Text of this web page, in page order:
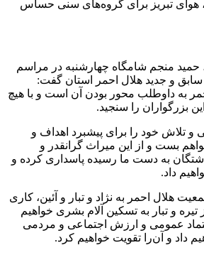
هوای تبریز برای گروه‌های سنی حساس
حمید منجم شامگاه چهارشنبه در مراسم
سابق و جدید هلال احمر استان گفت:
به داوطلب محور بودن آن است و با هیچ
بزرگواران را سنجید.
و تلاش خود را برای پیشبرد اهداف و
بست و از این میراث گرانقدر و
به دست ما رسیده پاسداری کرده و
داد.
هلال احمر به نژاد و تبار و آئین، کاری
و تبار به تسکین آلام بشری خواهیم
عمومی و ارزش اجتماعی و مردمی
داد و آن‌را تقویت خواهیم کرد.